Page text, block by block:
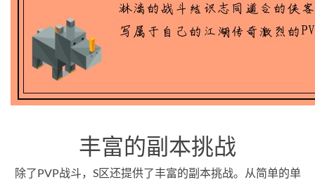
丰富的副本挑战
除了PVP战斗，S区还提供了丰富的副本挑战。从简单的单